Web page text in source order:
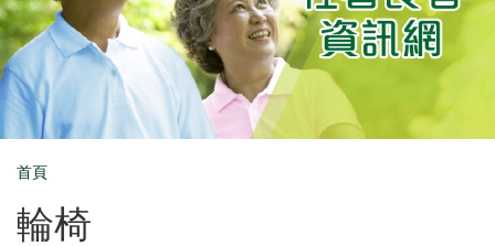
Breadcrumb
首頁
輪椅